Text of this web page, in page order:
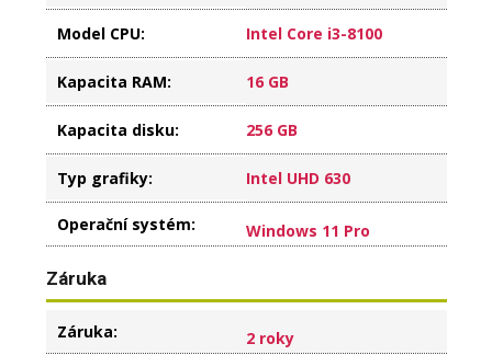
Model CPU: Intel Core i3-8100
Kapacita RAM: 16 GB
Kapacita disku: 256 GB
Typ grafiky: Intel UHD 630
Operační systém: Windows 11 Pro
Záruka
Záruka: 2 roky